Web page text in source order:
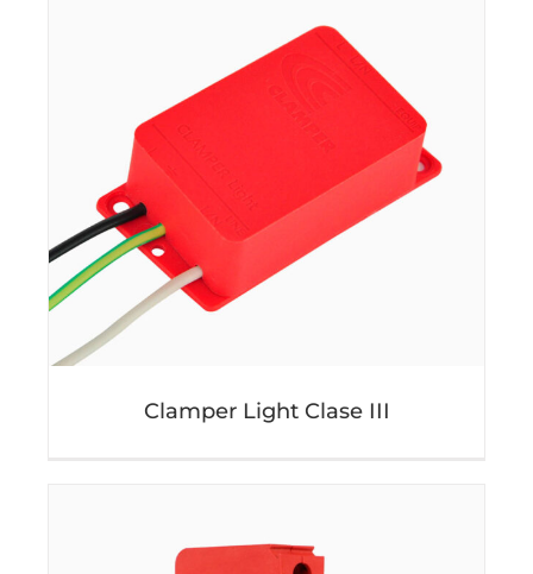
Clamper Light Clase III